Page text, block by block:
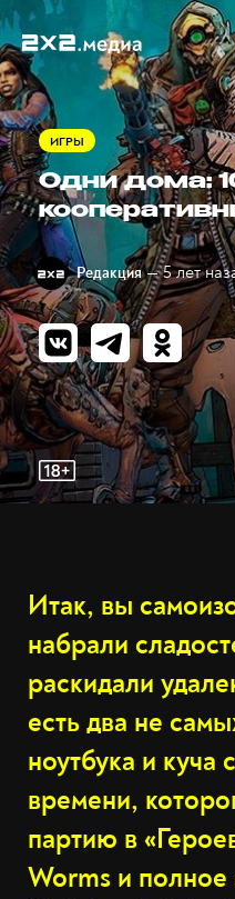
ИГРЫ
Одни дома:
Редакция — 5 лет
Итак, вы
набрали
раскидали
есть два не
ноутбука и куча
времени,
партию в
Worms и